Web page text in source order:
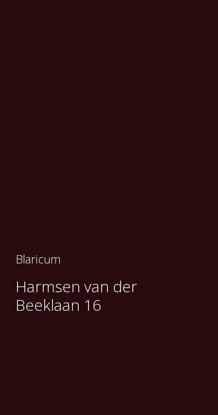
Blaricum
Harmsen van der
Beeklaan 16